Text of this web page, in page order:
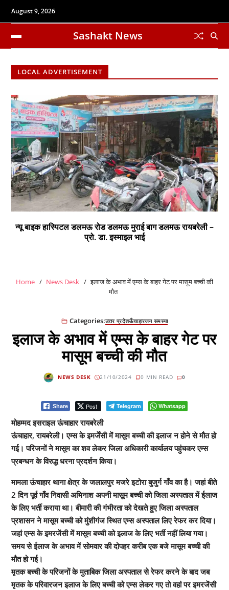
August 9, 2026
Sashakt News
LOCAL ADVERTISEMENT
न्यू बाइक हास्पिटल डलमऊ रोड डलमऊ मुराई बाग डलमऊ रायबरेली –
प्रो. डा. इस्माइल भाई
Home News Desk
इलाज के अभाव में एम्स के बाहर गेट पर मासूम बच्ची की
मौत
Categories:उत्तर प्रदेशऊँचाहारजन समस्या
इलाज के अभाव में एम्स के बाहर गेट पर
मासूम बच्ची की मौत
NEWS DESK 21/10/2024 0 MIN READ 0
Share Post Telegram Whatsapp
मोहम्मद इसराइल ऊंचाहार रायबरेली
ऊंचाहार, रायबरेली। एम्स के इमर्जेंसी में मासूम बच्ची की इलाज न होने से मौत हो
गई। परिजनों ने मासूम का शव लेकर जिला अधिकारी कार्यालय पहुंचकर एम्स
प्रबन्धन के विरुद्ध धरना प्रदर्शन किया।
मामला ऊंचाहार थाना क्षेत्र के जलालपुर मजरे इटोरा बुजुर्ग गाँव का है। जहां बीते
2 दिन पूर्व गाँव निवासी अभिनाश अपनी मासूम बच्ची को जिला अस्पताल में ईलाज
के लिए भर्ती कराया था। बीमारी की गंभीरता को देखते हुए जिला अस्पताल
प्रशासन ने मासूम बच्ची को मुंशीगंज स्थित एम्स अस्पताल लिए रेफर कर दिया।
जहां एम्स के इमरजेंसी में मासूम बच्ची को इलाज के लिए भर्ती नहीं लिया गया।
समय से ईलाज के अभाव में सोमवार की दोपहर करीब एक बजे मासूम बच्ची की
मौत हो गई।
मृतक बच्ची के परिजनों के मुताबिक जिला अस्पताल से रेफर करने के बाद जब
मृतक के परिवारजन इलाज के लिए बच्ची को एम्स लेकर गए तो वहां पर इमरजेंसी